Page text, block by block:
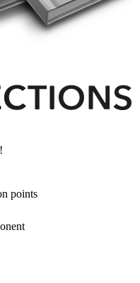
zugelegt und lieferte jetzt
ermöglichte eine
h. 1955 stellte sich auch
an der Rallye Monte
Jahr den Sieg davon.
Änderungen,
points